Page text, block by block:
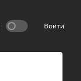
Войти